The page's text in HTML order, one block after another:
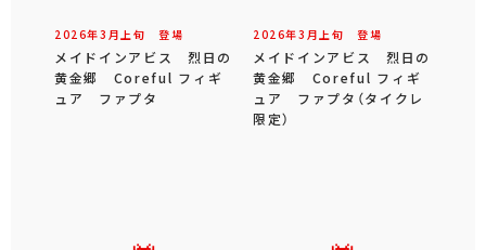
2026年3 月 上旬 登場
メイドインアビス 烈日の
黄金郷 Coreful フィギ
ュア ファプタ
2026年3 月 上旬 登場
メイドインアビス 烈日の
黄金郷 Coreful フィギ
ュア ファプタ（タイクレ
限定）